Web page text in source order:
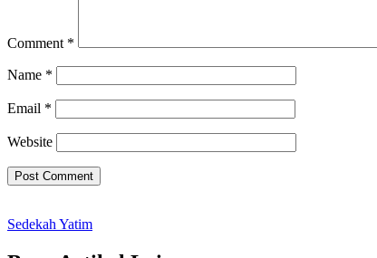
Comment *
Name *
Email *
Website
Sedekah Yatim